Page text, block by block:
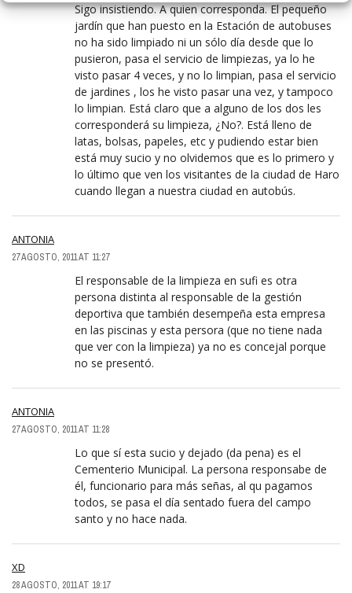
Sigo insistiendo. A quien corresponda. El pequeño
jardín que han puesto en la Estación de autobuses
no ha sido limpiado ni un sólo día desde que lo
pusieron, pasa el servicio de limpiezas, ya lo he
visto pasar 4 veces, y no lo limpian, pasa el servicio
de jardines , los he visto pasar una vez, y tampoco
lo limpian. Está claro que a alguno de los dos les
corresponderá su limpieza, ¿No?. Está lleno de
latas, bolsas, papeles, etc y pudiendo estar bien
está muy sucio y no olvidemos que es lo primero y
lo último que ven los visitantes de la ciudad de Haro
cuando llegan a nuestra ciudad en autobús.
ANTONIA
27 AGOSTO, 2011 AT 11:27
El responsable de la limpieza en sufi es otra
persona distinta al responsable de la gestión
deportiva que también desempeña esta empresa
en las piscinas y esta persora (que no tiene nada
que ver con la limpieza) ya no es concejal porque
no se presentó.
ANTONIA
27 AGOSTO, 2011 AT 11:28
Lo que sí esta sucio y dejado (da pena) es el
Cementerio Municipal. La persona responsabe de
él, funcionario para más señas, al qu pagamos
todos, se pasa el día sentado fuera del campo
santo y no hace nada.
XD
28 AGOSTO, 2011 AT 19:17